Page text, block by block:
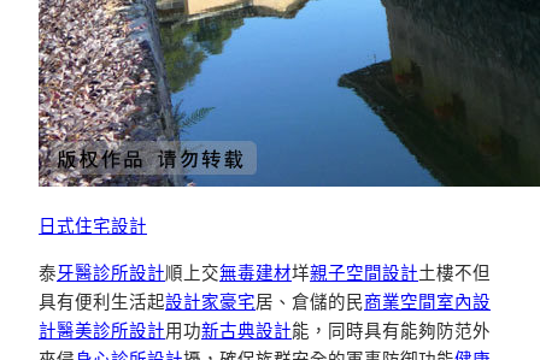
日式住宅設計
泰牙醫診所設計順上交無毒建材垟親子空間設計土樓不但
具有便利生活起設計家豪宅居、倉儲的民商業空間室內設
計醫美診所設計用功新古典設計能，同時具有能夠防范外